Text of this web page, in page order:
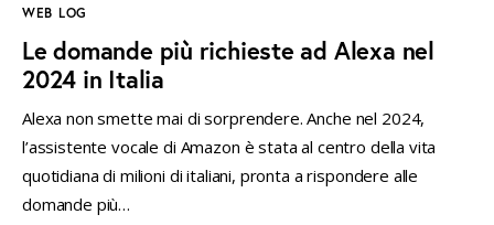
WEB LOG
Le domande più richieste ad Alexa nel
2024 in Italia
Alexa non smette mai di sorprendere. Anche nel 2024,
l’assistente vocale di Amazon è stata al centro della vita
quotidiana di milioni di italiani, pronta a rispondere alle
domande più…